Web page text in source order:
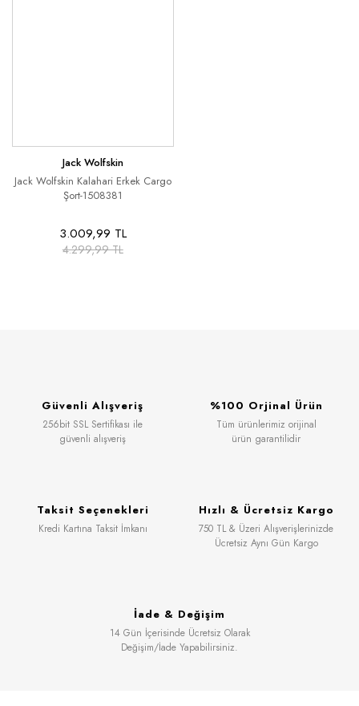
Jack Wolfskin
Jack Wolfskin Kalahari Erkek Cargo
Şort-1508381
3.009,99 TL
4.299,99 TL
Güvenli Alışveriş
256bit SSL Sertifikası ile
güvenli alışveriş
%100 Orjinal Ürün
Tüm ürünlerimiz orijinal
ürün garantilidir
Taksit Seçenekleri
Kredi Kartına Taksit İmkanı
Hızlı & Ücretsiz Kargo
750 TL & Üzeri Alışverişlerinizde
Ücretsiz Aynı Gün Kargo
İade & Değişim
14 Gün İçerisinde Ücretsiz Olarak
Değişim/İade Yapabilirsiniz.